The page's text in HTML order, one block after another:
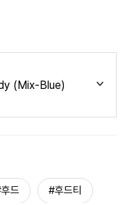
(Mix-Blue)
드 #후드티